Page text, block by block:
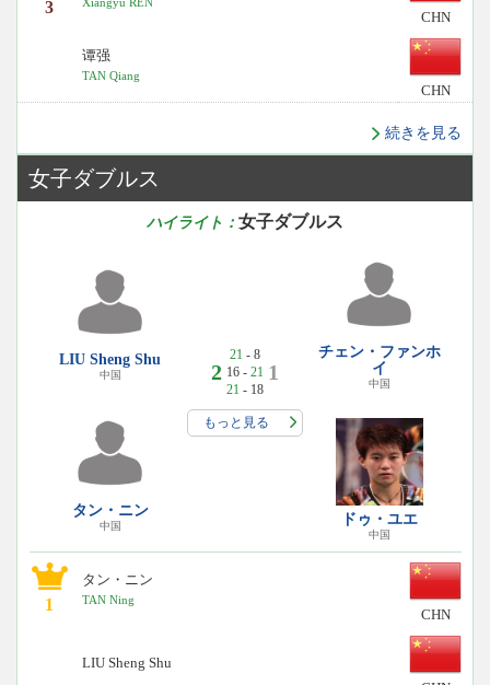
3
CHN
谭强
TAN Qiang
CHN
続きを見る
女子ダブルス
ハイライト： 女子ダブルス
LIU Sheng Shu
中国
タン・ニン
中国
2
21 - 8
16 - 21
21 - 18
1
もっと見る
チェン・ファンホ
イ
中国
ドゥ・ユエ
中国
1
タン・ニン
TAN Ning
CHN
LIU Sheng Shu